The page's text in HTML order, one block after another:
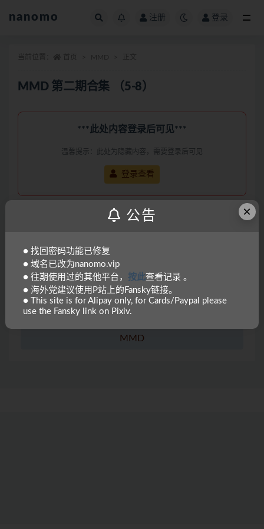
nanomo 注册 登录
MMD 第二期合集 （5-8）
***此处内容登录后可见***
温馨提示：此处为隐藏内容，需要登录后可见
登录查看
「偶像人形」系列
「隔绝岛」系列
「绝色扮演」系列
MMD
×
公告
● 找回密码功能已修复
● 域名已改为nanomo.vip
● 往期使用过的其他平台， 按此查看记录 。
● 海外党建议使用P站上的Fansky链接。
● This site is for Alipay only, for Cards/Paypal please
use the Fansky link on Pixiv.